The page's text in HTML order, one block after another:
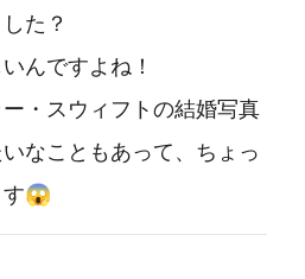
た？
んですよね！
・スウィフトの結婚写真
なこともあって、ちょっ
す😱